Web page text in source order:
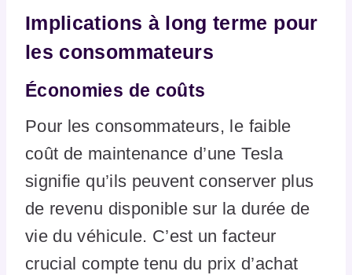
Implications à long terme pour
les consommateurs
Économies de coûts
Pour les consommateurs, le faible
coût de maintenance d’une Tesla
signifie qu’ils peuvent conserver plus
de revenu disponible sur la durée de
vie du véhicule. C’est un facteur
crucial compte tenu du prix d’achat